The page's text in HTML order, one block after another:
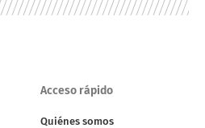
Acceso rápido
Quiénes somos